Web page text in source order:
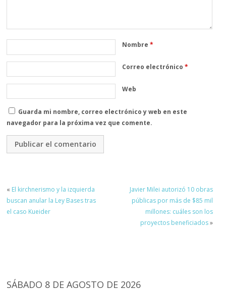
Nombre*
Correo electrónico*
Web
Guarda mi nombre, correo electrónico y web en este
navegador para la próxima vez que comente.
« El kirchnerismo y la izquierda
buscan anular la Ley Bases tras
el caso Kueider
Javier Milei autorizó 10 obras
públicas por más de $85 mil
millones: cuáles son los
proyectos beneficiados»
SÁBADO 8 DE AGOSTO DE 2026